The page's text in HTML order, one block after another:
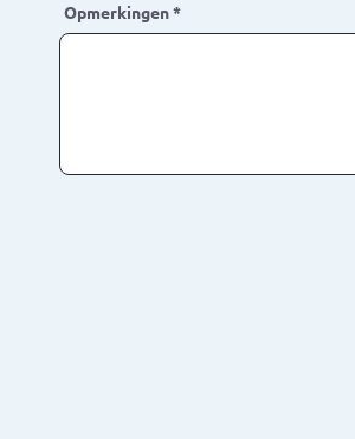
Opmerkingen*